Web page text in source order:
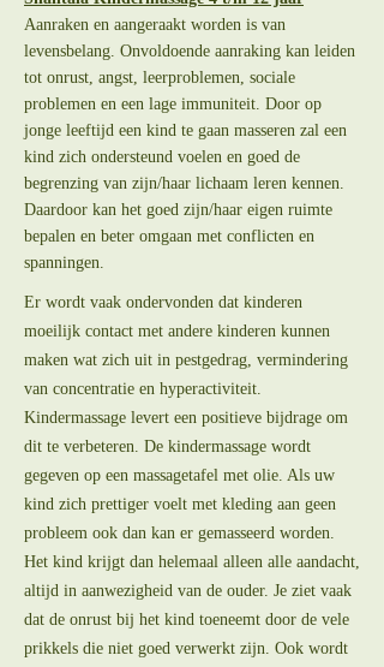
Aanraken en aangeraakt worden is van
levensbelang. Onvoldoende aanraking kan leiden
tot onrust, angst, leerproblemen, sociale
problemen en een lage immuniteit. Door op
jonge leeftijd een kind te gaan masseren zal een
kind zich ondersteund voelen en goed de
begrenzing van zijn/haar lichaam leren kennen.
Daardoor kan het goed zijn/haar eigen ruimte
bepalen en beter omgaan met conflicten en
spanningen.
Er wordt vaak ondervonden dat kinderen
moeilijk contact met andere kinderen kunnen
maken wat zich uit in pestgedrag, vermindering
van concentratie en hyperactiviteit.
Kindermassage levert een positieve bijdrage om
dit te verbeteren. De kindermassage wordt
gegeven op een massagetafel met olie. Als uw
kind zich prettiger voelt met kleding aan geen
probleem ook dan kan er gemasseerd worden.
Het kind krijgt dan helemaal alleen alle aandacht,
altijd in aanwezigheid van de ouder. Je ziet vaak
dat de onrust bij het kind toeneemt door de vele
prikkels die niet goed verwerkt zijn. Ook wordt